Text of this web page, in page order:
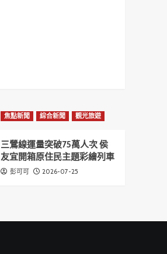
焦點新聞 綜合新聞 觀光旅遊
三鶯線運量突破75萬人次 侯
友宜開箱原住民主題彩繪列車
彭可可 2026-07-25